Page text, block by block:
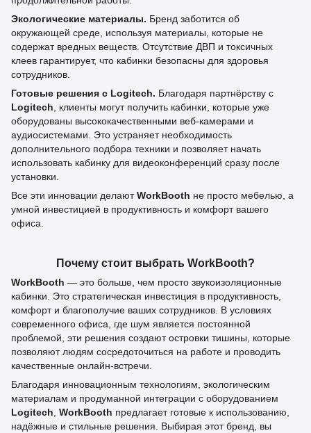
Экологические материалы. Бренд заботится об
окружающей среде, используя материалы, которые не
содержат вредных веществ. Отсутствие ДВП и токсичных
клеев гарантирует, что кабинки безопасны для здоровья
сотрудников.
Готовые решения с Logitech. Благодаря партнёрству с
Logitech , клиенты могут получить кабинки, которые уже
оборудованы высококачественными веб-камерами и
аудиосистемами. Это устраняет необходимость
дополнительного подбора техники и позволяет начать
использовать кабинку для видеоконференций сразу после
установки.
Все эти инновации делаютWorkBooth не просто мебелью, а
умной инвестицией в продуктивность и комфорт вашего
офиса.
Почему стоит выбрать WorkBooth?
WorkBooth — это больше, чем просто звукоизоляционные
кабинки. Это стратегическая инвестиция в продуктивность,
комфорт и благополучие ваших сотрудников. В условиях
современного офиса, где шум является постоянной
проблемой, эти решения создают островки тишины, которые
позволяют людям сосредоточиться на работе и проводить
качественные онлайн-встречи.
Благодаря инновационным технологиям, экологическим
материалам и продуманной интеграции с оборудованием
Logitech, WorkBooth предлагает готовые к использованию,
надёжные и стильные решения. Выбирая этот бренд, вы